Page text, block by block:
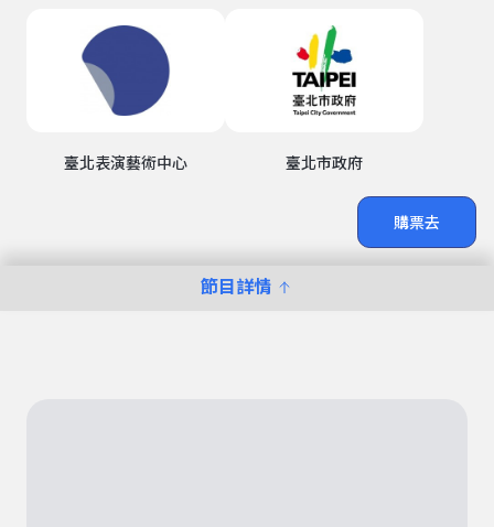
購票去
節目詳情
臺北表演藝術中心 臺北市政府